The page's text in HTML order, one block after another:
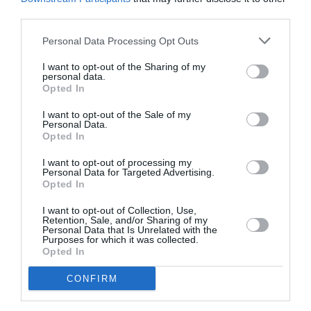
Personal Data Processing Opt Outs
I want to opt-out of the Sharing of my
personal data.
Opted In
I want to opt-out of the Sale of my
Personal Data.
Opted In
I want to opt-out of processing my
Personal Data for Targeted Advertising.
Opted In
I want to opt-out of Collection, Use,
Retention, Sale, and/or Sharing of my
Personal Data that Is Unrelated with the
Purposes for which it was collected.
Opted In
CONFIRM
Φόρουμ Δελφών: Παραγωγή
φαρμάκου στην Τρίπολη
ανακοίνωσε ο Γεωργιάδης
11/04/2025 10:15
H χώρα έχει καταφέρει να προσελκύσει